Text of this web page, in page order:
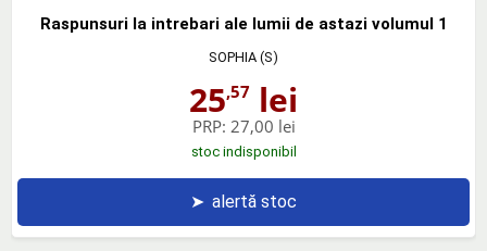
Raspunsuri la intrebari ale lumii de astazi volumul 1
SOPHIA (S)
25,57 lei
PRP: 27,00 lei
stoc indisponibil
➤ alertă stoc